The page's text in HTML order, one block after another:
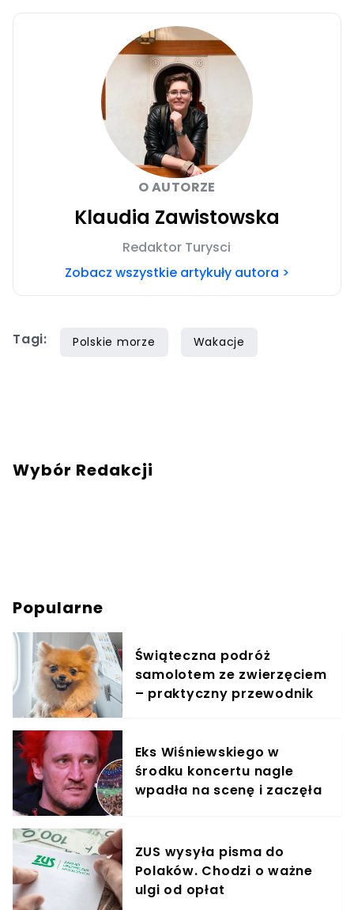
O AUTORZE
Klaudia Zawistowska
Redaktor Turysci
Zobacz wszystkie artykuły autora >
Tagi: Polskie morze Wakacje
Wybór Redakcji
Popularne
Świąteczna podróż
samolotem ze zwierzęciem
– praktyczny przewodnik
Eks Wiśniewskiego w
środku koncertu nagle
wpadła na scenę i zaczęła
ZUS wysyła pisma do
Polaków. Chodzi o ważne
ulgi od opłat